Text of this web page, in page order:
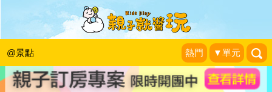
@景點 熱門 ▼單元
每間房都配備溜滑梯、ㄅㄨ ㄅㄨ，任
你玩過癮～宜蘭301親子會館
蓉蓉牽手☜ㄩˇ你環遊世界|2015-06-19